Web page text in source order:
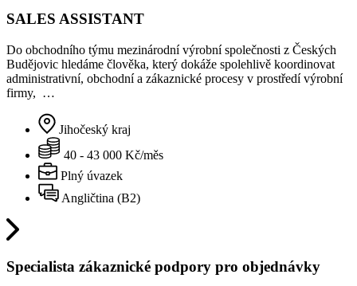
SALES ASSISTANT
Do obchodního týmu mezinárodní výrobní společnosti z Českých
Budějovic hledáme člověka, který dokáže spolehlivě koordinovat
administrativní, obchodní a zákaznické procesy v prostředí výrobní
firmy, …
Jihočeský kraj
40 - 43 000 Kč/měs
Plný úvazek
Angličtina (B2)
Specialista zákaznické podpory pro objednávky